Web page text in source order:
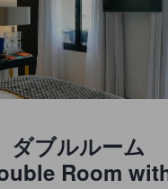
ブルルーム
Room